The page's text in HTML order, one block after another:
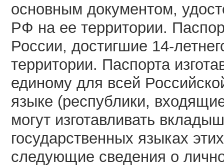
основным документом,
РФ на ее территории.
России, достигшие 14-
территории. Паспорта
единому для всей
языке (республики,
могут изготавливать
государственных языках
следующие сведения о